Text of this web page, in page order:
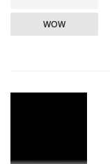
WOW